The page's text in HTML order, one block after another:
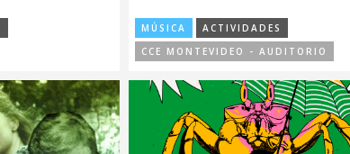
MÚSICA
ACTIVIDADES
CCE MONTEVIDEO - AUDITORIO